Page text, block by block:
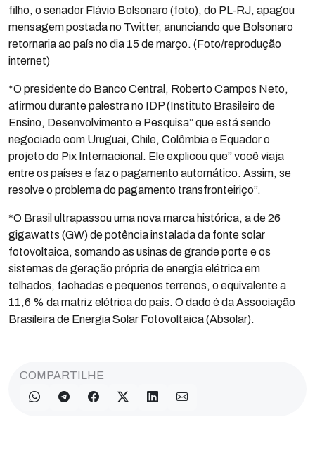
filho, o senador Flávio Bolsonaro (foto), do PL-RJ, apagou
mensagem postada no Twitter, anunciando que Bolsonaro
retornaria ao país no dia 15 de março. (Foto/reprodução
internet)
*O presidente do Banco Central, Roberto Campos Neto,
afirmou durante palestra no IDP (Instituto Brasileiro de
Ensino, Desenvolvimento e Pesquisa” que está sendo
negociado com Uruguai, Chile, Colômbia e Equador o
projeto do Pix Internacional. Ele explicou que” você viaja
entre os países e faz o pagamento automático. Assim, se
resolve o problema do pagamento transfronteiriço”.
*O Brasil ultrapassou uma nova marca histórica, a de 26
gigawatts (GW) de potência instalada da fonte solar
fotovoltaica, somando as usinas de grande porte e os
sistemas de geração própria de energia elétrica em
telhados, fachadas e pequenos terrenos, o equivalente a
11,6 % da matriz elétrica do país. O dado é da Associação
Brasileira de Energia Solar Fotovoltaica (Absolar).
COMPARTILHE